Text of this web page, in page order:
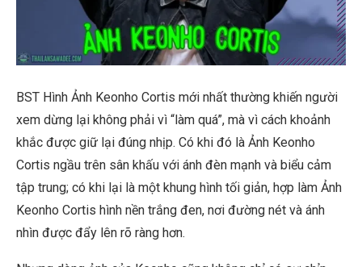
BST Hình Ảnh Keonho Cortis mới nhất thường khiến người
xem dừng lại không phải vì “làm quá”, mà vì cách khoảnh
khắc được giữ lại đúng nhịp. Có khi đó là Ảnh Keonho
Cortis ngầu trên sân khấu với ánh đèn mạnh và biểu cảm
tập trung; có khi lại là một khung hình tối giản, hợp làm Ảnh
Keonho Cortis hình nền trắng đen, nơi đường nét và ánh
nhìn được đẩy lên rõ ràng hơn.